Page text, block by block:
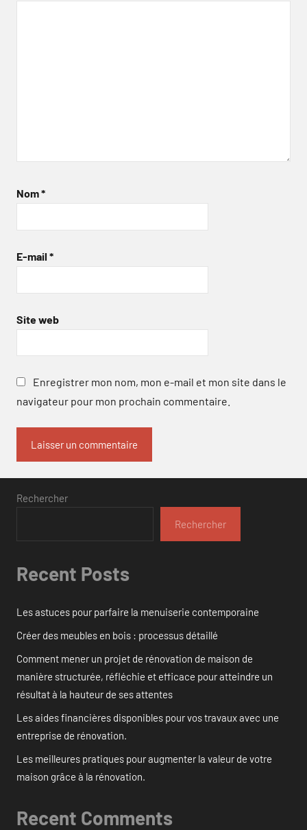
Nom*
E-mail *
Site web
Enregistrer mon nom, mon e-mail et mon site dans le
navigateur pour mon prochain commentaire.
Rechercher
Rechercher
Recent Posts
Les astuces pour parfaire la menuiserie contemporaine
Créer des meubles en bois : processus détaillé
Comment mener un projet de rénovation de maison de
manière structurée, réfléchie et efficace pour atteindre un
résultat à la hauteur de ses attentes
Les aides financières disponibles pour vos travaux avec une
entreprise de rénovation.
Les meilleures pratiques pour augmenter la valeur de votre
maison grâce à la rénovation.
Recent Comments